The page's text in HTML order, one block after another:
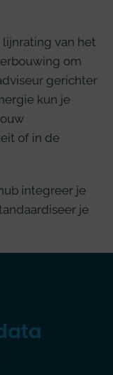
van het
om
gerichter
kun je
of in de
integreer je
je